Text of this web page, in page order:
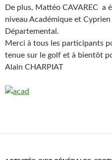
De plus, Mattéo CAVAREC a
niveau Académique et
Départemental.
Merci à tous les participants
tenue sur le golf et à bientôt
Alain CHARPIAT